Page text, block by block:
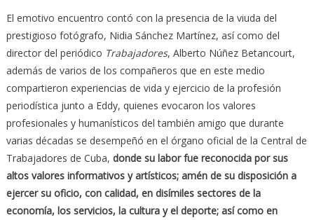
El emotivo encuentro contó con la presencia de la viuda del
prestigioso fotógrafo, Nidia Sánchez Martínez, así como del
director del periódico Trabajadores, Alberto Núñez Betancourt,
además de varios de los compañeros que en este medio
compartieron experiencias de vida y ejercicio de la profesión
periodística junto a Eddy, quienes evocaron los valores
profesionales y humanísticos del también amigo que durante
varias décadas se desempeñó en el órgano oficial de la Central de
Trabajadores de Cuba, donde su labor fue reconocida por sus
altos valores informativos y artísticos; amén de su disposición a
ejercer su oficio, con calidad, en disímiles sectores de la
economía, los servicios, la cultura y el deporte; así como en